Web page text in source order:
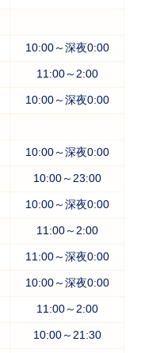
10:00～深夜0:00
11:00～2:00
10:00～深夜0:00
10:00～深夜0:00
10:00～23:00
10:00～深夜0:00
11:00～2:00
11:00～深夜0:00
10:00～深夜0:00
11:00～2:00
10:00～21:30